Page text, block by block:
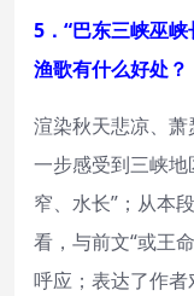
5．“巴东三峡巫
渔歌有什么好处？
渲染秋天悲凉、
一步感受到三峡
窄、水长”；从本
看，与前文“或王
呼应；表达了作者